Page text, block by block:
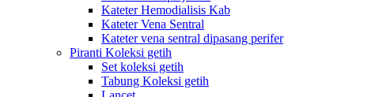
Kateter Hemodialisis Kab
Kateter Vena Sentral
Kateter vena sentral dipasang perifer
Piranti Koleksi getih
Set koleksi getih
Tabung Koleksi getih